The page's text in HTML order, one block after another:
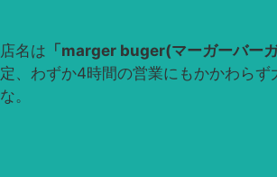
店名は 「marger buger(マーガーバーガ
定、わずか4時間の営業にもかかわらず
な。